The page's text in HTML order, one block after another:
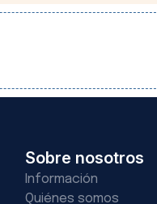
Sobre nosotros
Información
Quiénes somos